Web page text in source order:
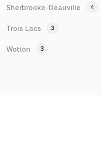
Sherbrooke-Deauville 4
Trois Lacs 3
Wotton 3